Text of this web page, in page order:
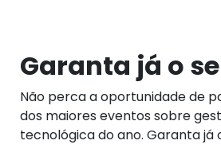
Garanta já o
Não perca a oportunidade de
dos maiores eventos sobre
tecnológica do ano. Garanta já